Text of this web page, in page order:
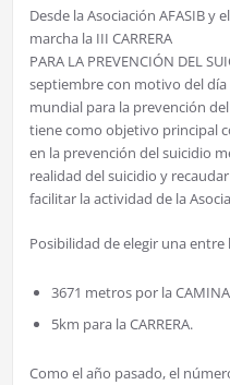
Desde la Asociación AFASIB
marcha la III CARRERA
PARA LA PREVENCIÓN DEL
septiembre con motivo del día
mundial para la prevención
tiene como objetivo principal
en la prevención del suicidio
realidad del suicidio y
facilitar la actividad de la
Posibilidad de elegir una entre
3671 metros por la
5km para la CARRERA.
Como el año pasado, el